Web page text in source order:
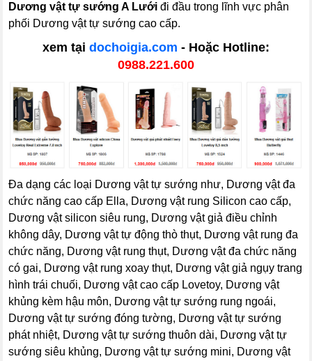
Dương vật tự sướng A Lưới đi đầu trong lĩnh vực phân
phối Dương vật tự sướng cao cấp.
xem tại dochoigia.com - Hoặc Hotline:
0988.221.600
Đa dạng các loại Dương vật tự sướng như, Dương vật đa
chức năng cao cấp Ella, Dương vật rung Silicon cao cấp,
Dương vật silicon siêu rung, Dương vật giả điều chỉnh
không dây, Dương vật tự động thò thụt, Dương vật rung đa
chức năng, Dương vật rung thụt, Dương vật đa chức năng
có gai, Dương vật rung xoay thụt, Dương vật giả ngụy trang
hình trái chuối, Dương vật cao cấp Lovetoy, Dương vật
khủng kèm hậu môn, Dương vật tự sướng rung ngoái,
Dương vật tự sướng đóng tường, Dương vật tự sướng
phát nhiệt, Dương vật tự sướng thuôn dài, Dương vật tự
sướng siêu khủng, Dương vật tự sướng mini, Dương vật